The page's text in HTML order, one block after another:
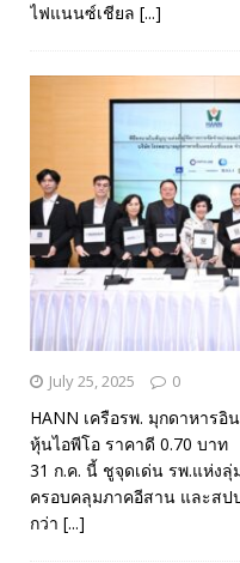
ไฟแนนซ์เชียล [...]
July 25, 2025 0
HANN เครือรพ. มุกดาหารอิ
หุ้นไอพีโอ ราคาดี 0.70 บา
31 ก.ค. นี้ ชูจุดเด่น รพ.แห่ง
ครอบคลุมภาคอีสาน และสป
กว่า [...]